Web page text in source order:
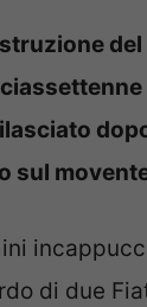
sul
di due